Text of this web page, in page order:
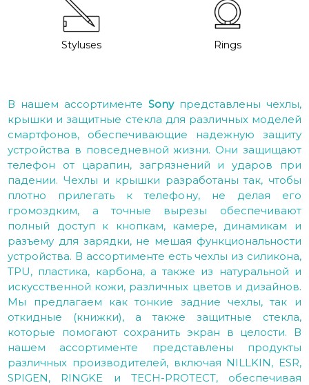
Styluses Rings
В нашем ассортименте Sonyпредставлены чехлы,
крышки и защитные стекла для различных моделей
смартфонов, обеспечивающие надежную защиту
устройства в повседневной жизни. Они защищают
телефон от царапин, загрязнений и ударов при
падении. Чехлы и крышки разработаны так, чтобы
плотно прилегать к телефону, не делая его
громоздким, а точные вырезы обеспечивают
полный доступ к кнопкам, камере, динамикам и
разъему для зарядки, не мешая функциональности
устройства. В ассортименте есть чехлы из силикона,
TPU, пластика, карбона, а также из натуральной и
искусственной кожи, различных цветов и дизайнов.
Мы предлагаем как тонкие задние чехлы, так и
откидные (книжки), а также защитные стекла,
которые помогают сохранить экран в целости. В
нашем ассортименте представлены продукты
различных производителей, включая NILLKIN, ESR,
SPIGEN, RINGKE и TECH-PROTECT, обеспечивая